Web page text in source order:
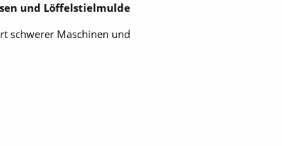
und Löffelstielmulde
schwerer Maschinen und